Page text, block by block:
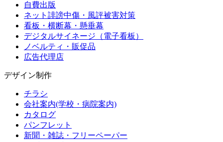
自費出版
ネット誹謗中傷・風評被害対策
看板・横断幕・懸垂幕
デジタルサイネージ（電子看板）
ノベルティ・販促品
広告代理店
デザイン制作
チラシ
会社案内(学校・病院案内)
カタログ
パンフレット
新聞・雑誌・フリーペーパー